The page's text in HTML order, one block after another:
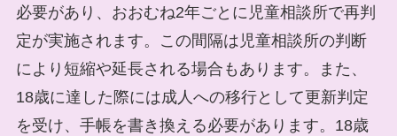
必要があり、おおむね2年ごとに児童相談所で再判
定が実施されます。この間隔は児童相談所の判断
により短縮や延長される場合もあります。また、
18歳に達した際には成人への移行として更新判定
を受け、手帳を書き換える必要があります。18歳